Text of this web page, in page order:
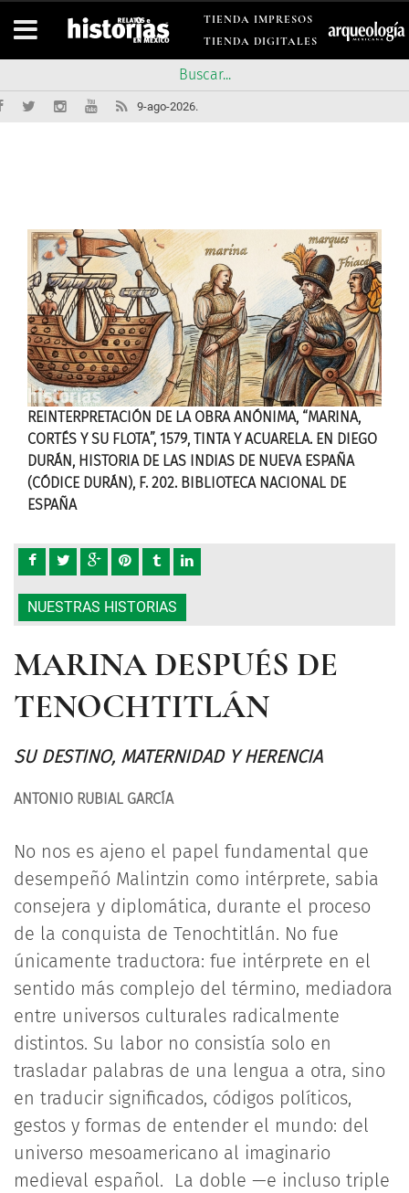
TIENDA IMPRESOS
TIENDA DIGITALES
9-ago-2026.
REINTERPRETACIÓN DE LA OBRA ANÓNIMA, “MARINA,
CORTÉS Y SU FLOTA”, 1579, TINTA Y ACUARELA. EN DIEGO
DURÁN, HISTORIA DE LAS INDIAS DE NUEVA ESPAÑA
(CÓDICE DURÁN), F. 202. BIBLIOTECA NACIONAL DE
ESPAÑA
NUESTRAS HISTORIAS
MARINA DESPUÉS DE
TENOCHTITLÁN
SU DESTINO, MATERNIDAD Y HERENCIA
ANTONIO RUBIAL GARCÍA
No nos es ajeno el papel fundamental que
desempeñó Malintzin como intérprete, sabia
consejera y diplomática, durante el proceso
de la conquista de Tenochtitlán. No fue
únicamente traductora: fue intérprete en el
sentido más complejo del término, mediadora
entre universos culturales radicalmente
distintos. Su labor no consistía solo en
trasladar palabras de una lengua a otra, sino
en traducir significados, códigos políticos,
gestos y formas de entender el mundo: del
universo mesoamericano al imaginario
medieval español. La doble —e incluso triple